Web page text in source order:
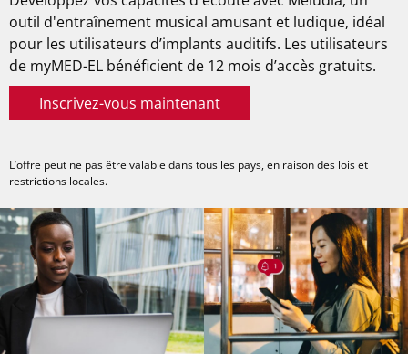
outil d'entraînement musical amusant et ludique, idéal
pour les utilisateurs d’implants auditifs. Les utilisateurs
de myMED-EL bénéficient de 12 mois d’accès gratuits.
Inscrivez-vous maintenant
L’offre peut ne pas être valable dans tous les pays, en raison des lois et
restrictions locales.